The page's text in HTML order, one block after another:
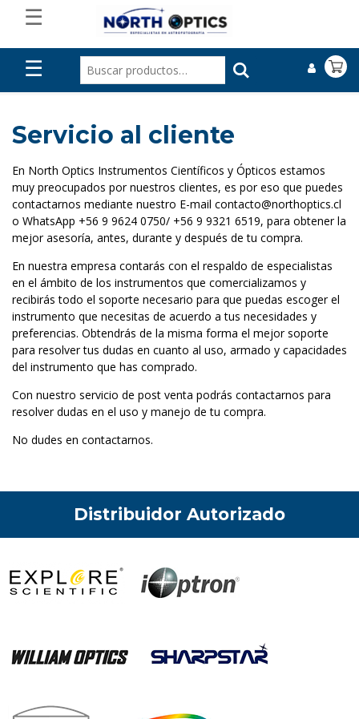
☰
☰
Servicio al cliente
En North Optics Instrumentos Científicos y Ópticos estamos
muy preocupados por nuestros clientes, es por eso que puedes
contactarnos mediante nuestro E-mail contacto@northoptics.cl
o WhatsApp +56 9 9624 0750/ +56 9 9321 6519, para obtener la
mejor asesoría, antes, durante y después de tu compra.
En nuestra empresa contarás con el respaldo de especialistas
en el ámbito de los instrumentos que comercializamos y
recibirás todo el soporte necesario para que puedas escoger el
instrumento que necesitas de acuerdo a tus necesidades y
preferencias. Obtendrás de la misma forma el mejor soporte
para resolver tus dudas en cuanto al uso, armado y capacidades
del instrumento que has comprado.
Con nuestro servicio de post venta podrás contactarnos para
resolver dudas en el uso y manejo de tu compra.
No dudes en contactarnos.
Distribuidor Autorizado